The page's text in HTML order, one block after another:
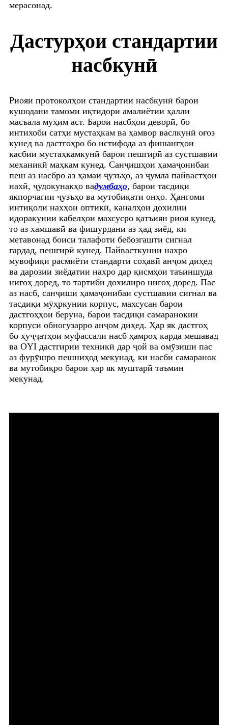
мерасонад.
Дастурҳои стандартии
насбкунӣ
Риояи протоколҳои стандартии насбкунӣ барои
кушодани тамоми иқтидори амалиётии ҳалли
масъала муҳим аст. Барои насбҳои деворӣ, бо
интихоби сатҳи мустаҳкам ва ҳамвор васлкунӣ оғоз
кунед ва дастгоҳро бо истифода аз фишангҳои
касбии мустаҳкамкунӣ барои пешгирӣ аз сустшавии
механикӣ маҳкам кунед. Санҷишҳои ҳамаҷонибаи
пеш аз насбро аз ҳамаи ҷузъҳо, аз ҷумла пайвастҳои
нахӣ, ҷудокунакҳо вадумбаҳо, барои тасдиқи
якпорчагии ҷузъҳо ва мутобиқати онҳо. Ҳангоми
интиқоли нахҳои оптикӣ, каналҳои дохилии
идоракунии кабелҳои махсусро қатъиян риоя кунед,
то аз хамшавӣ ва фишурдани аз ҳад зиёд, ки
метавонад боиси талафоти бебозгашти сигнал
гардад, пешгирӣ кунед. Пайвасткунии нахро
мувофиқи расмиёти стандарти соҳавӣ анҷом диҳед
ва дарозии зиёдатии нахро дар қисмҳои таъиншуда
нигоҳ доред, то тартиби дохилиро нигоҳ доред. Пас
аз насб, санҷиши ҳамаҷонибаи сустшавии сигнал ва
тасдиқи мӯҳркунии корпус, махсусан барои
дастгоҳҳои беруна, барои тасдиқи самаранокии
корпуси обногузарро анҷом диҳед. Ҳар як дастгоҳ
бо ҳуҷҷатҳои муфассали насб ҳамроҳ карда мешавад
ва OYI дастгирии техникӣ дар ҷой ва омӯзиши пас
аз фурӯшро пешниҳод мекунад, ки насби самаранок
ва мутобиқро барои ҳар як муштарӣ таъмин
мекунад.